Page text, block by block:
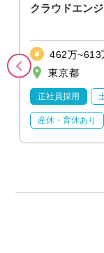
クラウドエン
462万~613
東京都
正社員採用
産休・育休あり